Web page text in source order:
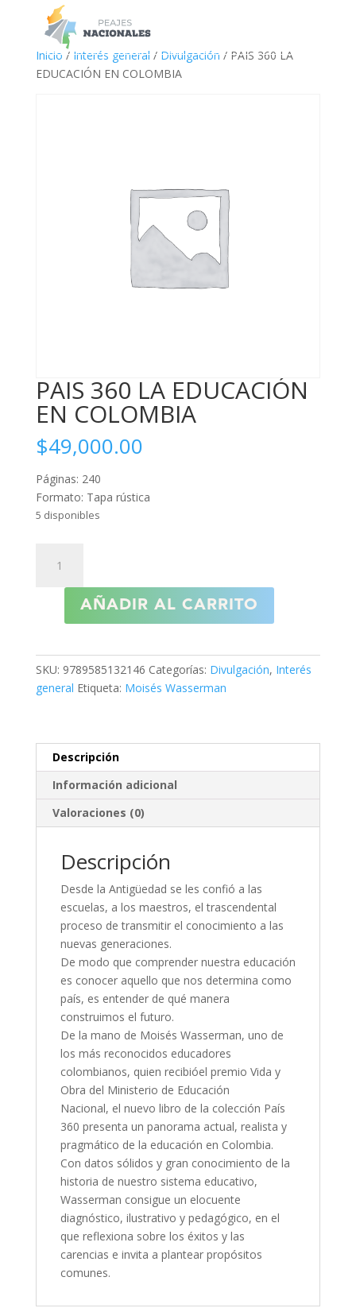
Inicio / Interés general / Divulgación / PAIS 360 LA
EDUCACIÓN EN COLOMBIA
PAIS 360 LA EDUCACIÓN
EN COLOMBIA
$49,000.00
Páginas: 240
Formato: Tapa rústica
5 disponibles
EDUCACIÓNAÑADIR AL CARRITO
SKU: 9789585132146 Categorías: Divulgación, Interés
general Etiqueta: Moisés Wasserman
Descripción
Información adicional
Valoraciones (0)
Descripción
Desde la Antigüedad se les confió a las
escuelas, a los maestros, el trascendental
proceso de transmitir el conocimiento a las
nuevas generaciones.
De modo que comprender nuestra educación
es conocer aquello que nos determina como
país, es entender de qué manera
construimos el futuro.
De la mano de Moisés Wasserman, uno de
los más reconocidos educadores
colombianos, quien recibióel premio Vida y
Obra del Ministerio de Educación
Nacional, el nuevo libro de la colección País
360 presenta un panorama actual, realista y
pragmático de la educación en Colombia.
Con datos sólidos y gran conocimiento de la
historia de nuestro sistema educativo,
Wasserman consigue un elocuente
diagnóstico, ilustrativo y pedagógico, en el
que reflexiona sobre los éxitos y las
carencias e invita a plantear propósitos
comunes.